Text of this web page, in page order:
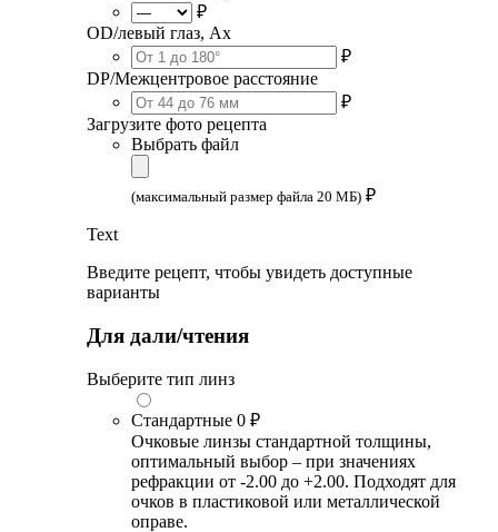
₽
OD/левый глаз, Ax
₽
DP/Межцентровое расстояние
₽
Загрузите фото рецепта
Выбрать файл
(максимальный размер файла 20 МБ) ₽
Text
Введите рецепт, чтобы увидеть доступные
варианты
Для дали/чтения
Выберите тип линз
Стандартные 0 ₽
Очковые линзы стандартной толщины,
оптимальный выбор – при значениях
рефракции от -2.00 до +2.00. Подходят для
очков в пластиковой или металлической
оправе.